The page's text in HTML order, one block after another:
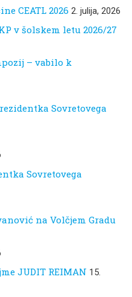
CEATL 2026 2. julija, 2026
v šolskem letu 2026/27
– vabilo k
Sovretovega
Sovretovega
na Volčjem Gradu
JUDIT REIMAN 15.